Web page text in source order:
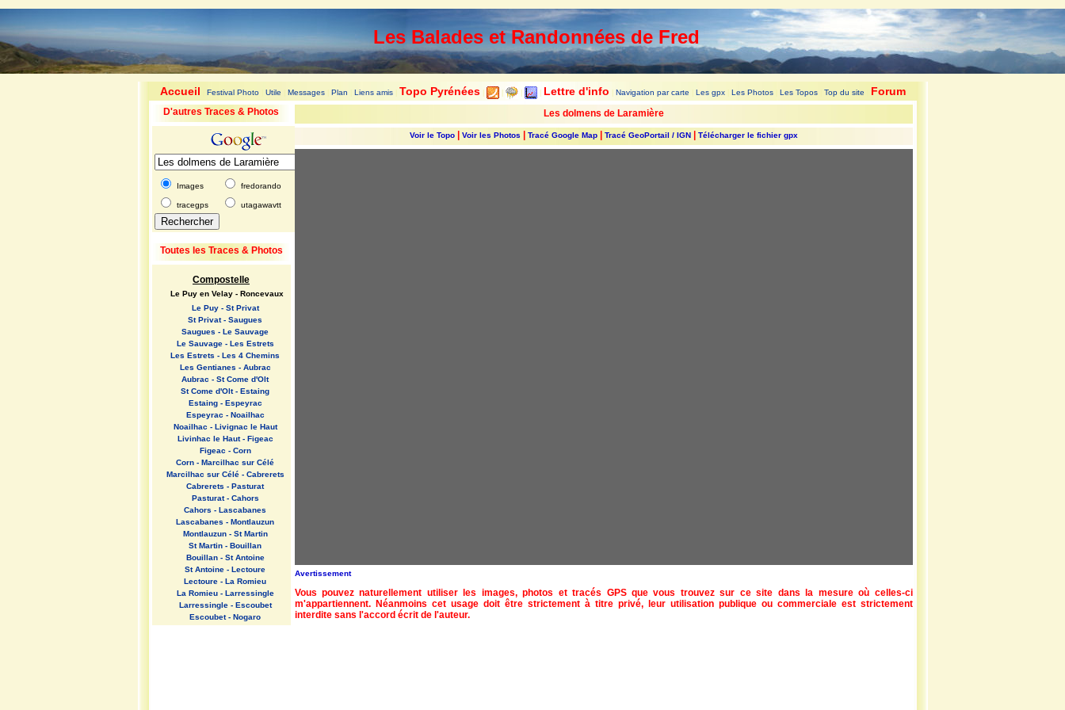
Les Balades et Randonnées de Fred
Accueil Festival Photo Utile Messages Plan Liens amis Topo Pyrénées Lettre d'info Navigation par carte Les gpx Les Photos Les Topos Top du site Forum
D'autres Traces & Photos
Images fredorando
tracegps utagawavtt
Toutes les Traces & Photos
Compostelle
Le Puy en Velay - Roncevaux
Le Puy - St Privat
St Privat - Saugues
Saugues - Le Sauvage
Le Sauvage - Les Estrets
Les Estrets - Les 4 Chemins
Les Gentianes - Aubrac
Aubrac - St Come d'Olt
St Come d'Olt - Estaing
Estaing - Espeyrac
Espeyrac - Noailhac
Noailhac - Livignac le Haut
Livinhac le Haut - Figeac
Figeac - Corn
Corn - Marcilhac sur Célé
Marcilhac sur Célé - Cabrerets
Cabrerets - Pasturat
Pasturat - Cahors
Cahors - Lascabanes
Lascabanes - Montlauzun
Montlauzun - St Martin
St Martin - Bouillan
Bouillan - St Antoine
St Antoine - Lectoure
Lectoure - La Romieu
La Romieu - Larressingle
Larressingle - Escoubet
Escoubet - Nogaro
Les dolmens de Laramière
Voir le Topo| Voir les Photos Tracé Google Map| Tracé GeoPortail / IGN| Télécharger le fichier gpx
Avertissement
Vous pouvez naturellement utiliser les images, photos et tracés GPS que vous trouvez sur ce site dans la mesure où celles-ci
m'appartiennent. Néanmoins cet usage doit être strictement à titre privé, leur utilisation publique ou commerciale est strictement
interdite sans l'accord écrit de l'auteur.